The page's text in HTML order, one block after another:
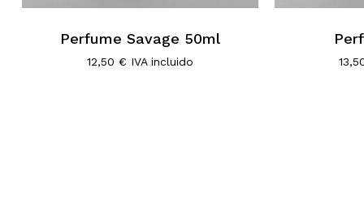
Perfume Savage 50ml
12,50 € IVA incluido